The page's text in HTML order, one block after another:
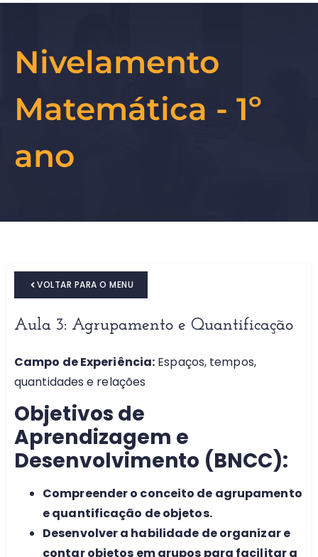
Nivelamento
Matemática - 1º
ano
VOLTAR PARA O MENU
Aula 3: Agrupamento e Quantificação
Campo de Experiência: Espaços, tempos,
quantidades e relações
Objetivos de
Aprendizagem e
Desenvolvimento (BNCC):
Compreender o conceito de agrupamento
e quantificação de objetos.
Desenvolver a habilidade de organizar e
contar objetos em grupos para facilitar a